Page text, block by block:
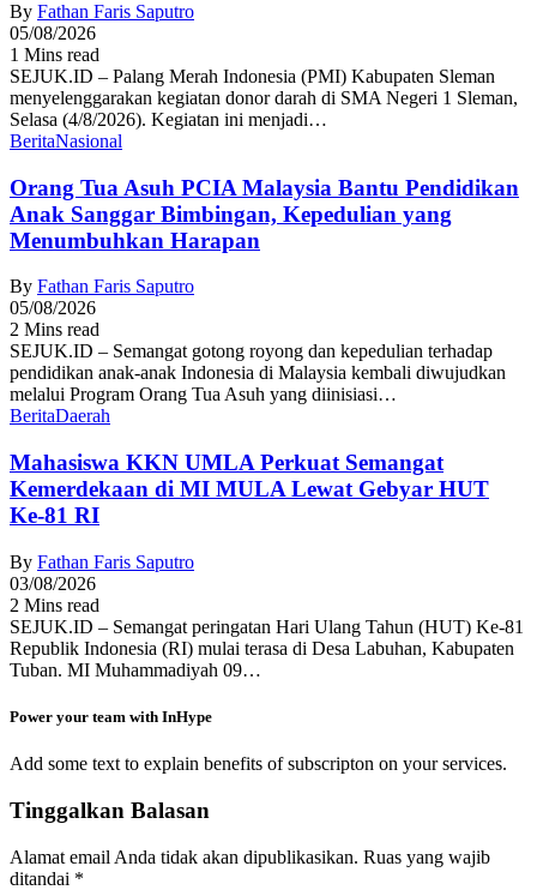
By Fathan Faris Saputro
05/08/2026
1 Mins read
SEJUK.ID – Palang Merah Indonesia (PMI) Kabupaten Sleman
menyelenggarakan kegiatan donor darah di SMA Negeri 1 Sleman,
Selasa (4/8/2026). Kegiatan ini menjadi…
BeritaNasional
Orang Tua Asuh PCIA Malaysia Bantu Pendidikan
Anak Sanggar Bimbingan, Kepedulian yang
Menumbuhkan Harapan
By Fathan Faris Saputro
05/08/2026
2 Mins read
SEJUK.ID – Semangat gotong royong dan kepedulian terhadap
pendidikan anak-anak Indonesia di Malaysia kembali diwujudkan
melalui Program Orang Tua Asuh yang diinisiasi…
BeritaDaerah
Mahasiswa KKN UMLA Perkuat Semangat
Kemerdekaan di MI MULA Lewat Gebyar HUT
Ke-81 RI
By Fathan Faris Saputro
03/08/2026
2 Mins read
SEJUK.ID – Semangat peringatan Hari Ulang Tahun (HUT) Ke-81
Republik Indonesia (RI) mulai terasa di Desa Labuhan, Kabupaten
Tuban. MI Muhammadiyah 09…
Power your team with InHype
Add some text to explain benefits of subscripton on your services.
Tinggalkan Balasan
Alamat email Anda tidak akan dipublikasikan. Ruas yang wajib
ditandai *